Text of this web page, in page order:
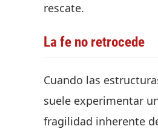
rescate.
La fe no retrocede
Cuando las
suele experimentar
fragilidad inherente